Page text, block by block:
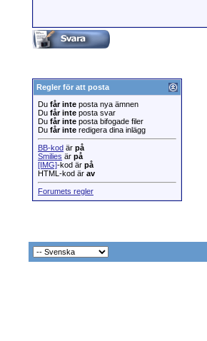
Regler för att posta
Du får inte posta nya ämnen
Du får inte posta svar
Du får inte posta bifogade filer
Du får inte redigera dina inlägg
BB-kod är på
Smilies är på
[IMG]-kod är på
HTML-kod är av
Forumets regler